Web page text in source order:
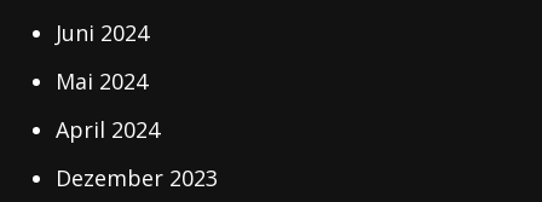
Juni 2024
Mai 2024
April 2024
Dezember 2023